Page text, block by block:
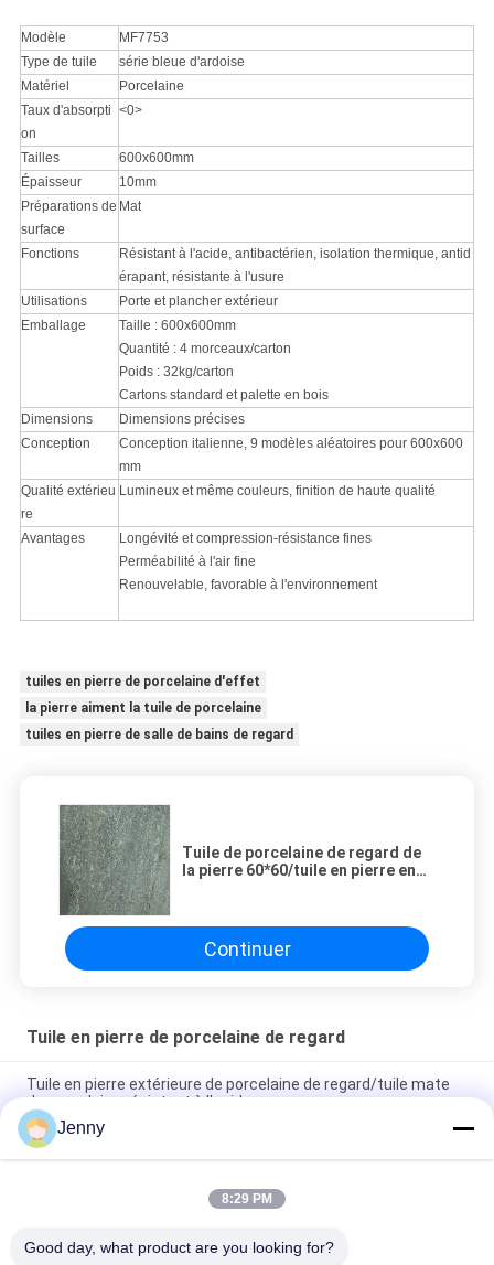
Modèle
MF7753
Type de tuile
série bleue d'ardoise
Matériel
Porcelaine
Taux d'absorpti
on
<0>
Tailles
600x600mm
Épaisseur
10mm
Préparations de
surface
Mat
Fonctions
Résistant à l'acide, antibactérien, isolation thermique, antid
érapant, résistante à l'usure
Utilisations
Porte et plancher extérieur
Emballage
Taille : 600x600mm
Quantité : 4 morceaux/carton
Poids : 32kg/carton
Cartons standard et palette en bois
Dimensions
Dimensions précises
Conception
Conception italienne, 9 modèles aléatoires pour 600x600
mm
Qualité extérieu
re
Lumineux et même couleurs, finition de haute qualité
Avantages
Longévité et compression-résistance fines
Perméabilité à l'air fine
Renouvelable, favorable à l'environnement
tuiles en pierre de porcelaine d'effet
la pierre aiment la tuile de porcelaine
tuiles en pierre de salle de bains de regard
Tuile de porcelaine de regard de
la pierre 60*60/tuile en pierre en
Continuer
Tuile en pierre de porcelaine de regard
Tuile en pierre extérieure de porcelaine de regard/tuile mate
de porcelaine résistant à l'acide
Appui vitré par tuile de matériau de construction de porcelaine
de regard de grès de 30 x de 60 cm
Carrelage en pierre rustique de tuile de porcelaine de
Jenny
8:29 PM
Good day, what product are you looking for?